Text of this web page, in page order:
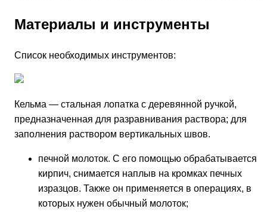
Материалы и инструменты
Список необходимых инструментов:
Кельма — стальная лопатка с деревянной ручкой,
предназначенная для разравнивания раствора; для
заполнения раствором вертикальных швов.
печной молоток. С его помощью обрабатывается
кирпич, снимается наплыв на кромках печных
изразцов. Также он применяется в операциях, в
которых нужен обычный молоток;